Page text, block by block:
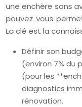
une enchère sans
pouvez vous
La clé est la
Définir son
(environ 7% du
(pour les
diagnostics
rénovation.